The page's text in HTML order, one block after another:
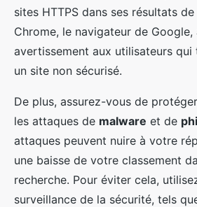
sites HTTPS dans ses résultats
Chrome, le navigateur de
avertissement aux utilisateurs qui
un site non sécurisé.
De plus, assurez-vous de
les attaques de malware et de
attaques peuvent nuire à votre
une baisse de votre classement
recherche. Pour éviter cela,
surveillance de la sécurité, tels